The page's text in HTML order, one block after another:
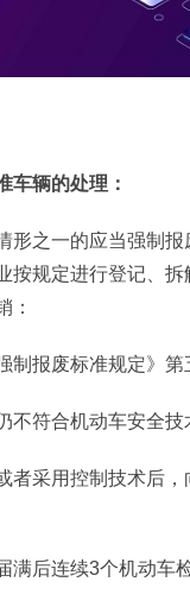
车辆的处理：
形之一的应当强制
按规定进行登记、
：
制报废标准规定》第
不符合机动车安全
者采用控制技术后
满后连续3个机动车